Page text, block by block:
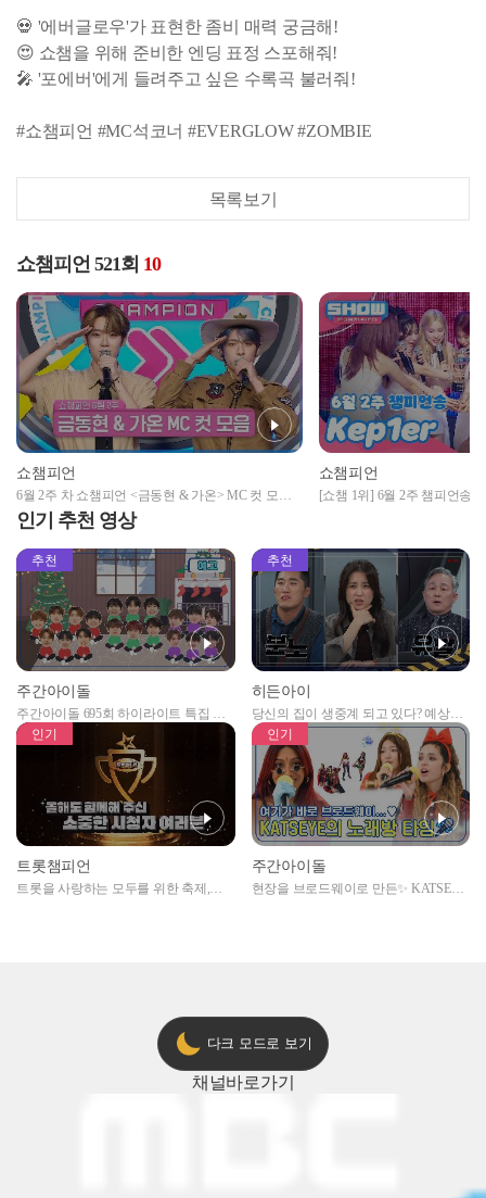
💀 '에버글로우'가 표현한 좀비 매력 궁금해!
😍 쇼챔을 위해 준비한 엔딩 표정 스포해줘!
🎤 '포에버'에게 들려주고 싶은 수록곡 불러줘!
#쇼챔피언 #MC석코너 #EVERGLOW #ZOMBIE
목록보기
쇼챔피언 521회 10
쇼챔피언
6월 2주 차 쇼챔피언 <금동현 & 가온> MC 컷 모음
📁 | Show Champion | EP.521 | 240612
쇼챔피언
[쇼챔 1위] 6월 2주 챔피언송
인기 추천 영상
추천
주간아이돌
주간아이돌 695회 하이라이트 특집 남
자아이돌편 예고
추천
히든아이
당신의 집이 생중계 되고 있다? 예상치
못한 곳에서 일어나는 불법촬영 범죄!
인기
트롯챔피언
트롯을 사랑하는 모두를 위한 축제,
인기
주간아이돌
현장을 브로드웨이로 만든✨ KATSEYE
다크 모드로 보기
채널바로가기